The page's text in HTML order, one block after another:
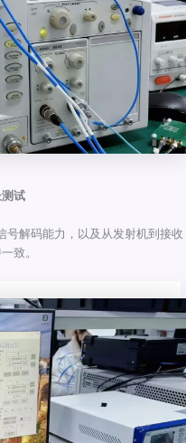
试
号解码能力，以及从发射机到接收
致。